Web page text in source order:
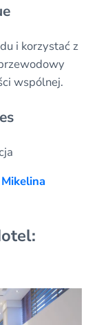
i korzystać z
wspólnej.